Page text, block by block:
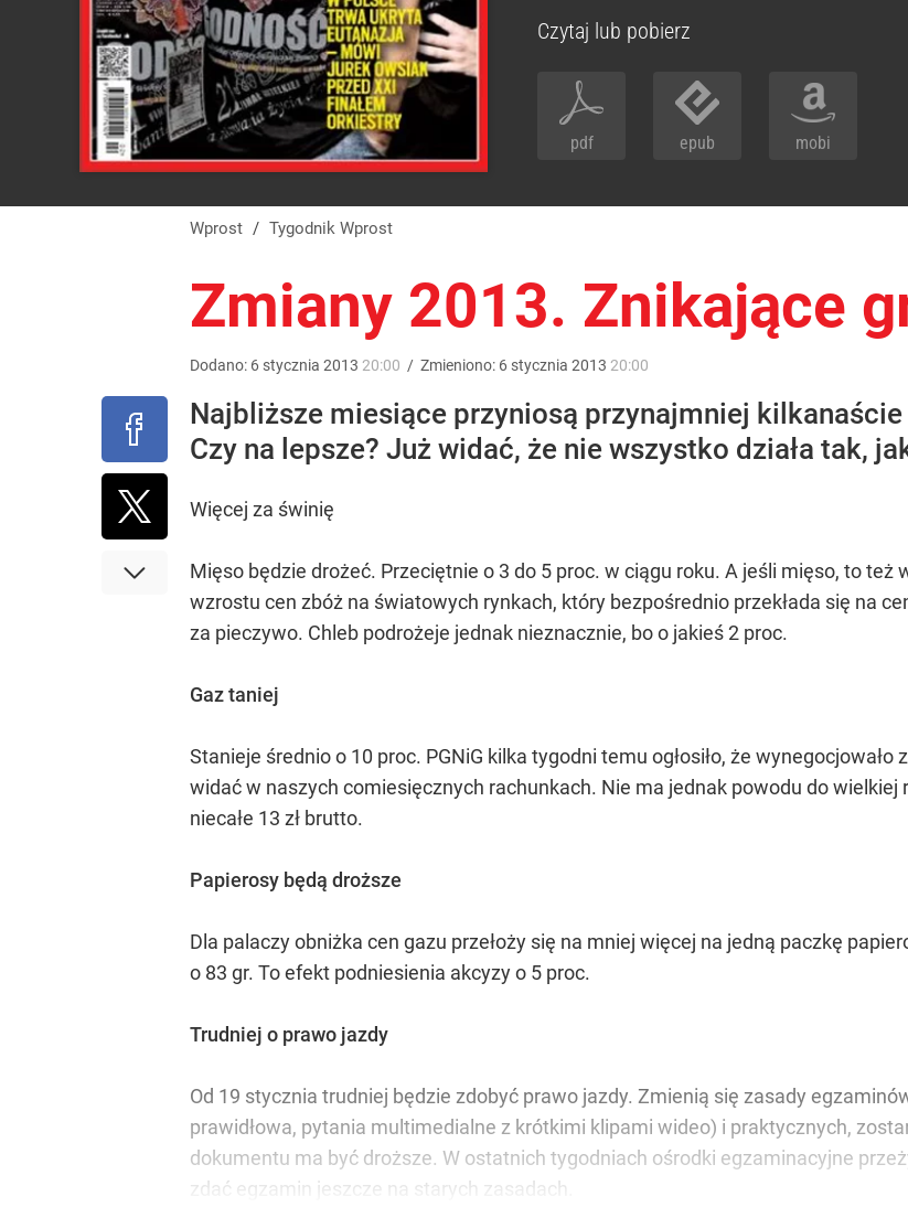
Czytaj lub pobierz
pdf epub mobi
Wprost / Tygodnik Wprost
Zmiany 2013. Znikające
Dodano: 6 stycznia 2013 20:00 / Zmieniono: 6 stycznia 2013 20:00
Najbliższe miesiące przyniosą przynajmniej
Czy na lepsze? Już widać, że nie wszystko działa tak,
Więcej za świnię
Mięso będzie drożeć. Przeciętnie o 3 do 5 proc. w ciągu roku. A jeśli mięso, to
wzrostu cen zbóż na światowych rynkach, który bezpośrednio przekłada się na
za pieczywo. Chleb podrożeje jednak nieznacznie, bo o jakieś 2 proc.
Gaz taniej
Stanieje średnio o 10 proc. PGNiG kilka tygodni temu ogłosiło, że
widać w naszych comiesięcznych rachunkach. Nie ma jednak powodu do
niecałe 13 zł brutto.
Papierosy będą droższe
Dla palaczy obniżka cen gazu przełoży się na mniej więcej na jedną paczkę
o 83 gr. To efekt podniesienia akcyzy o 5 proc.
Trudniej o prawo jazdy
Od 19 stycznia trudniej będzie zdobyć prawo jazdy. Zmienią się zasady
prawidłowa, pytania multimedialne z krótkimi klipami wideo) i praktycznych,
dokumentu ma być droższe. W ostatnich tygodniach ośrodki egzaminacyjne
zdać egzamin jeszcze na starych zasadach.